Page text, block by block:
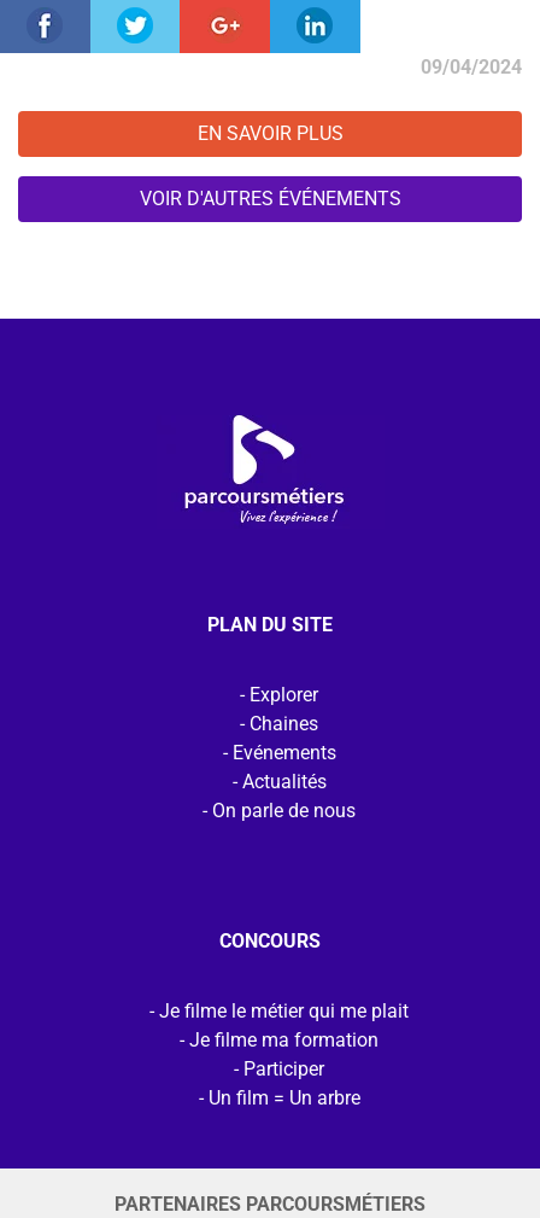
09/04/2024
EN SAVOIR PLUS
VOIR D'AUTRES ÉVÉNEMENTS
PLAN DU SITE
Explorer
Chaines
Evénements
Actualités
On parle de nous
CONCOURS
Je filme le métier qui me plait
Je filme ma formation
Participer
Un film = Un arbre
PARTENAIRES PARCOURSMÉTIERS